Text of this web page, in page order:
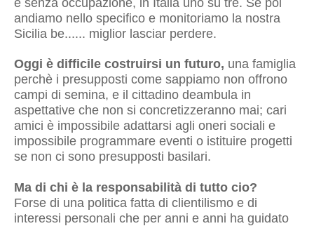
è senza occupazione, in Italia uno su tre. Se poi
andiamo nello specifico e monitoriamo la nostra
Sicilia be...... miglior lasciar perdere.
Oggi è difficile costruirsi un futuro, una famiglia
perchè i presupposti come sappiamo non offrono
campi di semina, e il cittadino deambula in
aspettative che non si concretizzeranno mai; cari
amici è impossibile adattarsi agli oneri sociali e
impossibile programmare eventi o istituire progetti
se non ci sono presupposti basilari.
Ma di chi è la responsabilità di tutto cio?
Forse di una politica fatta di clientilismo e di
interessi personali che per anni e anni ha guidato